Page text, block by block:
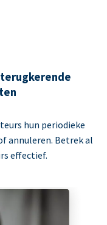
hun periodieke
annuleren. Betrek al
effectief.